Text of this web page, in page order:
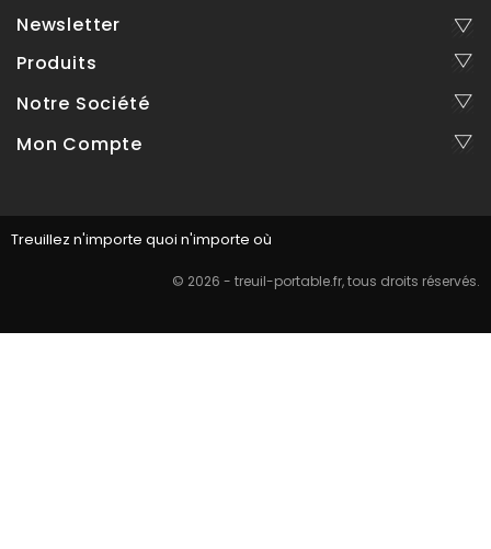
Newsletter
Produits
Notre Société
Mon Compte
Treuillez n'importe quoi n'importe où
© 2026 - treuil-portable.fr, tous droits réservés.